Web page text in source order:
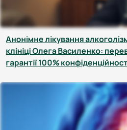
Анонімне лікування
клініці Олега Василенко:
гарантії 100%